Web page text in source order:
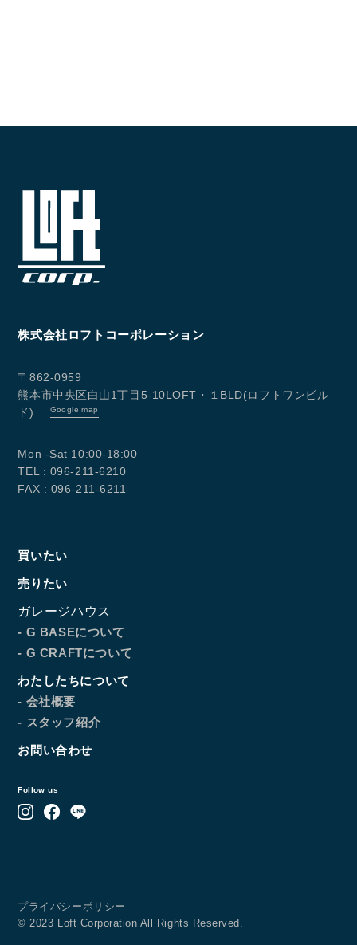
株式会社ロフトコーポレーション
〒862-0959
熊本市中央区白山1丁目5-10LOFT・１BLD(ロフトワンビル
ド)
Google map
Mon -Sat 10:00-18:00
TEL : 096-211-6210
FAX : 096-211-6211
買いたい
売りたい
ガレージハウス
- G BASEについて
- G CRAFTについて
わたしたちについて
- 会社概要
- スタッフ紹介
お問い合わせ
Follow us
プライバシーポリシー
© 2023 Loft Corporation All Rights Reserved.